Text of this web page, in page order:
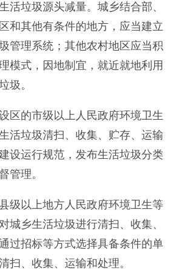
垃圾源头减量。城乡结合部、
和其他有条件的地方，应当建立
管理系统；其他农村地区应当积
模式，因地制宜，就近就地利用
圾。
的市级以上人民政府环境卫生
活垃圾清扫、收集、贮存、运输
设运行规范，发布生活垃圾分类
管理。
以上地方人民政府环境卫生等
城乡生活垃圾进行清扫、收集、
过招标等方式选择具备条件的单
扫、收集、运输和处理。